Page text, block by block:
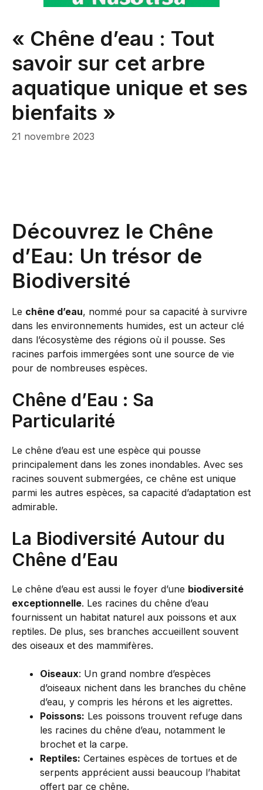
« Chêne d’eau : Tout
savoir sur cet arbre
aquatique unique et ses
bienfaits »
21 novembre 2023
Découvrez le Chêne
d’Eau: Un trésor de
Biodiversité
Le chêne d’eau, nommé pour sa capacité à survivre
dans les environnements humides, est un acteur clé
dans l’écosystème des régions où il pousse. Ses
racines parfois immergées sont une source de vie
pour de nombreuses espèces.
Chêne d’Eau : Sa
Particularité
Le chêne d’eau est une espèce qui pousse
principalement dans les zones inondables. Avec ses
racines souvent submergées, ce chêne est unique
parmi les autres espèces, sa capacité d’adaptation est
admirable.
La Biodiversité Autour du
Chêne d’Eau
Le chêne d’eau est aussi le foyer d’une biodiversité
exceptionnelle. Les racines du chêne d’eau
fournissent un habitat naturel aux poissons et aux
reptiles. De plus, ses branches accueillent souvent
des oiseaux et des mammifères.
Oiseaux: Un grand nombre d’espèces
d’oiseaux nichent dans les branches du chêne
d’eau, y compris les hérons et les aigrettes.
Poissons: Les poissons trouvent refuge dans
les racines du chêne d’eau, notamment le
brochet et la carpe.
Reptiles: Certaines espèces de tortues et de
serpents apprécient aussi beaucoup l’habitat
offert par ce chêne.